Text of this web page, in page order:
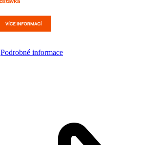
Podrobné informace